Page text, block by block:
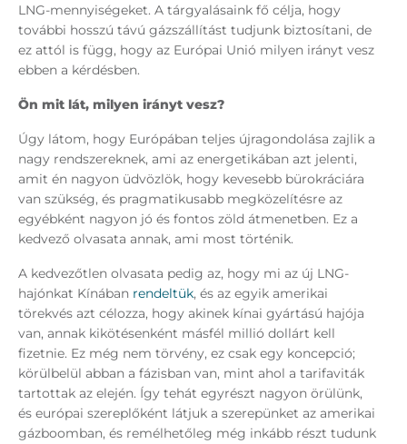
LNG-mennyiségeket. A tárgyalásaink fő célja, hogy
további hosszú távú gázszállítást tudjunk biztosítani, de
ez attól is függ, hogy az Európai Unió milyen irányt vesz
ebben a kérdésben.
Ön mit lát, milyen irányt vesz?
Úgy látom, hogy Európában teljes újragondolása zajlik a
nagy rendszereknek, ami az energetikában azt jelenti,
amit én nagyon üdvözlök, hogy kevesebb bürokráciára
van szükség, és pragmatikusabb megközelítésre az
egyébként nagyon jó és fontos zöld átmenetben. Ez a
kedvező olvasata annak, ami most történik.
A kedvezőtlen olvasata pedig az, hogy mi az új LNG-
hajónkat Kínában rendeltük, és az egyik amerikai
törekvés azt célozza, hogy akinek kínai gyártású hajója
van, annak kikötésenként másfél millió dollárt kell
fizetnie. Ez még nem törvény, ez csak egy koncepció;
körülbelül abban a fázisban van, mint ahol a tarifaviták
tartottak az elején. Így tehát egyrészt nagyon örülünk,
és európai szereplőként látjuk a szerepünket az amerikai
gázboomban, és remélhetőleg még inkább részt tudunk